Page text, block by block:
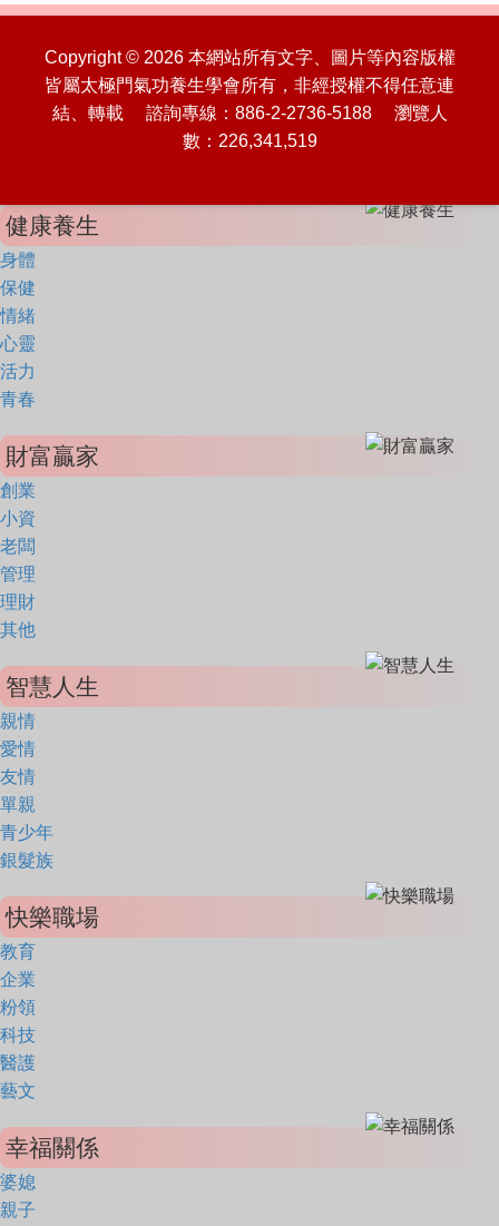
Copyright © 2026 本網站所有文字、圖片等內容版權
皆屬太極門氣功養生學會所有，非經授權不得任意連
結、轉載 諮詢專線：886-2-2736-5188 瀏覽人
數：226,341,519
健康養生
身體
保健
情緒
心靈
活力
青春
財富贏家
創業
小資
老闆
管理
理財
其他
智慧人生
親情
愛情
友情
單親
青少年
銀髮族
快樂職場
教育
企業
粉領
科技
醫護
藝文
幸福關係
婆媳
親子